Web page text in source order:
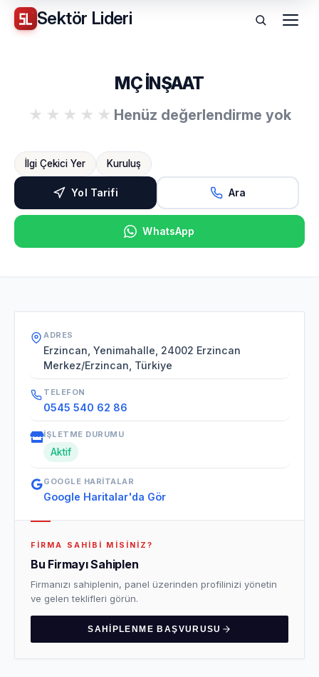
Sektör Lideri Menü
MÇ İNŞAAT
Henüz değerlendirme yok
İlgi Çekici Yer Kuruluş
Yol Tarifi Ara
WhatsApp
ADRES
Erzincan, Yenimahalle, 24002 Erzincan
Merkez/Erzincan, Türkiye
TELEFON
0545 540 62 86
İŞLETME DURUMU
Aktif
GOOGLE HARITALAR
Google Haritalar'da Gör
FIRMA SAHIBI MISINIZ?
Bu Firmayı Sahiplen
Firmanızı sahiplenin, panel üzerinden profilinizi yönetin
ve gelen teklifleri görün.
SAHIPLENME BAŞVURUSU